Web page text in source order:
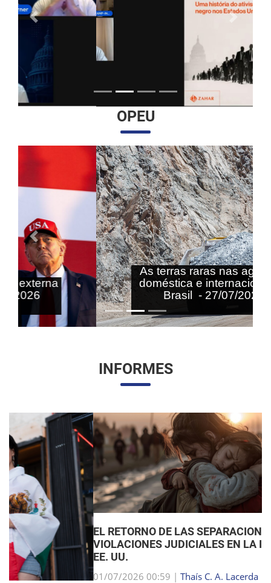
Anterior
OPEU
As terras raras nas agendas
doméstica e internacional do
Brasil - 27/07/2026
Anterior Próximo
INFORMES
EL RETORNO DE LAS SEPARACIONES FAMILIARES:
VIOLACIONES JUDICIALES EN LA INMIGRACIÓN DE
EE. UU.
01/07/2026 00:59 |Thaís C. A. Lacerda
Anterior